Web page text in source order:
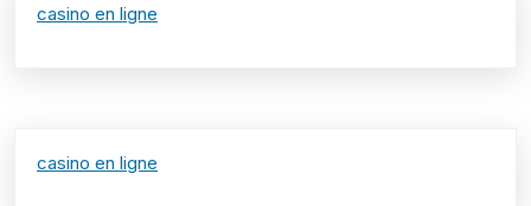
casino en ligne
casino en ligne